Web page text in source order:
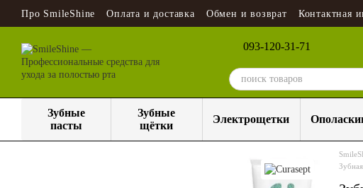
Перейти к основному контенту
Про SmileShine Оплата и доставка Обмен и возврат Контактная
093-120-31-71
Зубные
пасты
Зубные
щётки
Электрощетки